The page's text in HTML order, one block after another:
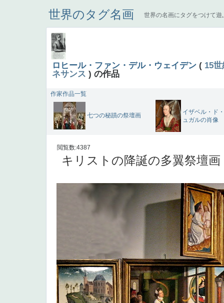
世界のタグ名画 世界の名画にタグをつけて遊
ロヒール・ファン・デル・ウェイデン ( 15
ネサンス ) の作品
作家作品一覧
七つの秘蹟の祭壇画
イザベル・ド
ュガルの肖像
閲覧数:4387
キリストの降誕の多翼祭壇